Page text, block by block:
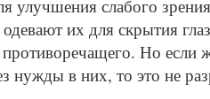
улучшения слабого
их для скрытия
Но если
нужды в них, то это не